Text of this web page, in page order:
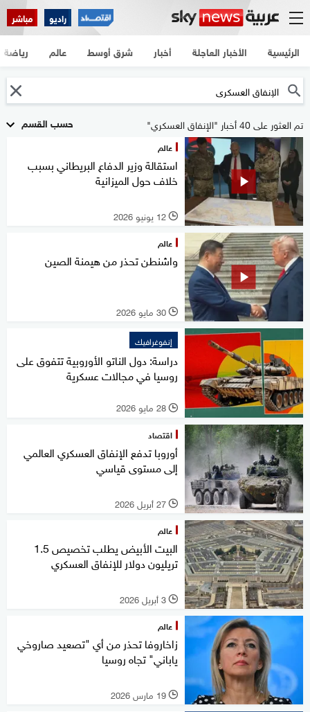
راديو مباشر
الرئيسية الأخبار العاجلة أخبار شرق أوسط عالم رياضة
حسب القسم تم العثور على 40 أخبار "الإنفاق العسكري"
عالم
استقالة وزير الدفاع البريطاني بسبب
خلاف حول الميزانية
l 12 يونيو 2026
عالم
واشنطن تحذر من هيمنة الصين
l 30 مايو 2026
إنفوغرافيك
دراسة: دول الناتو الأوروبية تتفوق على
روسيا في مجالات عسكرية
l 28 مايو 2026
اقتصاد
أوروبا تدفع الإنفاق العسكري العالمي
إلى مستوى قياسي
l 27 أبريل 2026
عالم
البيت الأبيض يطلب تخصيص 1.5
تريليون دولار للإنفاق العسكري
l 3 أبريل 2026
عالم
زاخاروفا تحذر من أي "تصعيد صاروخي
ياباني" تجاه روسيا
l 19 مارس 2026